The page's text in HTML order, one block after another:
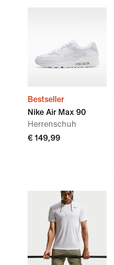
Bestseller
Nike Air Max 90
Herrenschuh
€ 149,99